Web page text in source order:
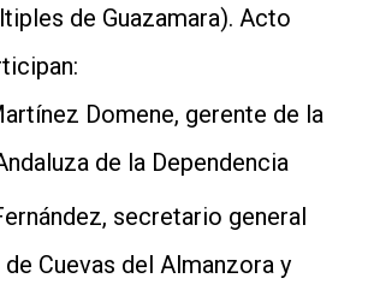
de Guazamara). Acto
Domene, gerente de la
de la Dependencia
secretario general
de Cuevas del Almanzora y